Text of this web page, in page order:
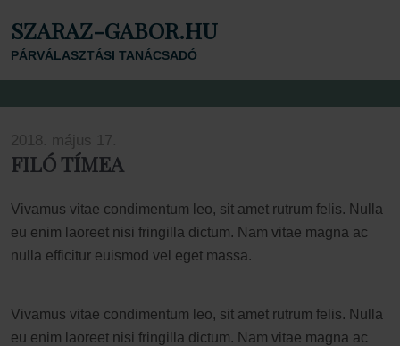
SZARAZ-GABOR.HU
PÁRVÁLASZTÁSI TANÁCSADÓ
2018. május 17.
FILÓ TÍMEA
Vivamus vitae condimentum leo, sit amet rutrum felis. Nulla
eu enim laoreet nisi fringilla dictum. Nam vitae magna ac
nulla efficitur euismod vel eget massa.
Vivamus vitae condimentum leo, sit amet rutrum felis. Nulla
eu enim laoreet nisi fringilla dictum. Nam vitae magna ac